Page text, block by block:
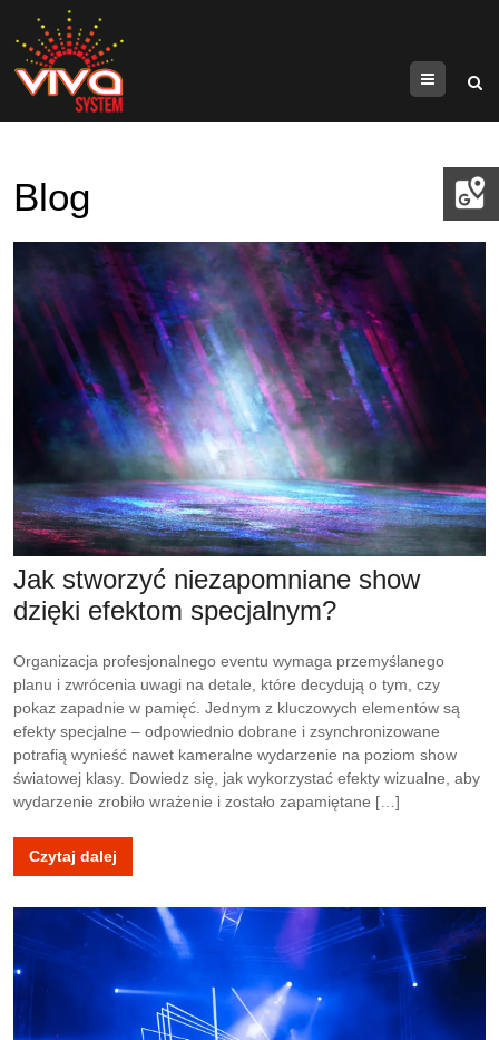
Menu
Blog
Jak stworzyć niezapomniane show
dzięki efektom specjalnym?
Organizacja profesjonalnego eventu wymaga przemyślanego
planu i zwrócenia uwagi na detale, które decydują o tym, czy
pokaz zapadnie w pamięć. Jednym z kluczowych elementów są
efekty specjalne – odpowiednio dobrane i zsynchronizowane
potrafią wynieść nawet kameralne wydarzenie na poziom show
światowej klasy. Dowiedz się, jak wykorzystać efekty wizualne, aby
wydarzenie zrobiło wrażenie i zostało zapamiętane […]
Czytaj dalej